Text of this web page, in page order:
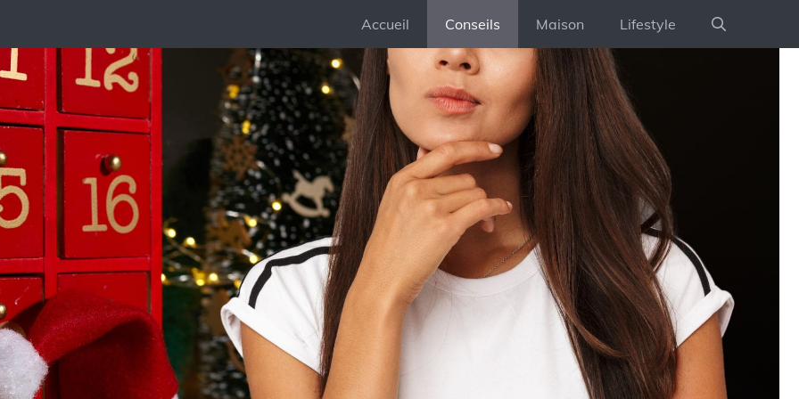
Accueil Conseils Maison Lifestyle